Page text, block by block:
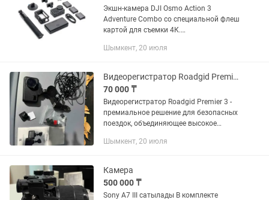
Экшн-камера DJI Osmo Action 3
Adventure Combo со специальной флеш
картой для съемки 4К.
комплект: коробка, гарантийный талон,
Шымкент, 20 июля
Видеорегистратор Roadgid Premier 3 черный
70 000 ₸
Видеорегистратор Roadgid Premier 3 -
премиальное решение для безопасных
поездок, объединяющее высокое
функции радар-детектора.
разрешение...
Шымкент, 20 июля
Камера
500 000 ₸
Sony A7 III сатылады В комплекте